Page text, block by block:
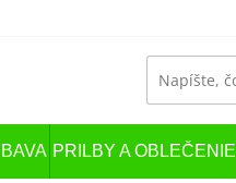
PRILBY A OBLEČENIE